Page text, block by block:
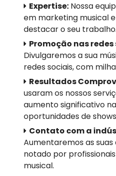
Expertise:Nossa
em marketing musical
destacar o seu trabalho.
Promoção nas
Divulgaremos a sua
redes sociais, com
Resultados
usaram os nossos
aumento significativo
oportunidades de
Contato com a
Aumentaremos as
notado por
musical.